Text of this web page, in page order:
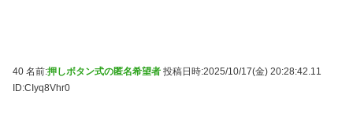
40 名前:押しボタン式の匿名希望者 投稿日時:2025/10/17(金) 20:28:42.11
ID:CIyq8Vhr0